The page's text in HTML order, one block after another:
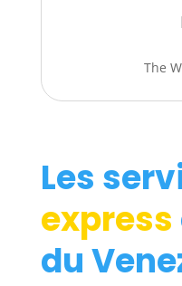
The
Les
express
du